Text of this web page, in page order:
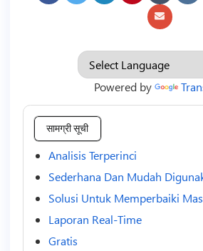
Powered by
सामग्री सूची
Analisis Terperinci
Sederhana Dan Mudah
Solusi Untuk Memperbaiki
Laporan Real-Time
Gratis